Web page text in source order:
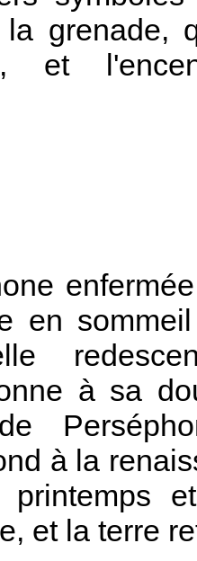
la grenade,
et
en
à sa
à la
printemps
et la terre